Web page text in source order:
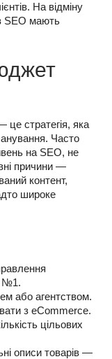
На відміну
SEO мають
це стратегія, яка
Часто
на SEO, не
причини —
контент,
широке
№1.
або агентством.
з eCommerce.
цільових
описи товарів —